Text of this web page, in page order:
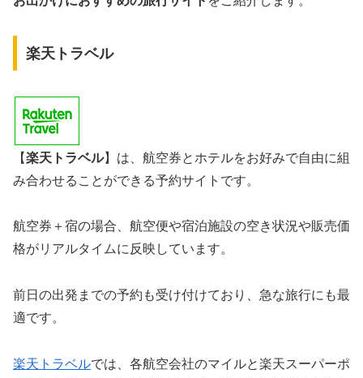
楽天トラベル
【楽天トラベル】は、航空券とホテルをお好みで自由に組
み合わせることができる予約サイトです。
航空券＋宿の場合、航空便や宿泊施設の空き状況や販売価
格がリアルタイムに反映しています。
前日の出発までの予約も受け付けており、急な旅行にも最
適です。
楽天トラベルでは、各航空会社のマイルと楽天スーパーポ